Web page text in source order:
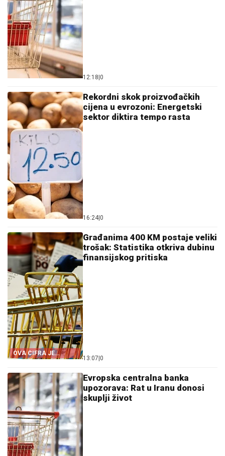
12:18 0
Rekordni skok proizvođačkih
cijena u evrozoni: Energetski
sektor diktira tempo rasta
16:24 0
OVA CIFRA JE
PRESUDNA!
Građanima 400 KM postaje veliki
trošak: Statistika otkriva dubinu
finansijskog pritiska
13:07 0
Evropska centralna banka
upozorava: Rat u Iranu donosi
skuplji život